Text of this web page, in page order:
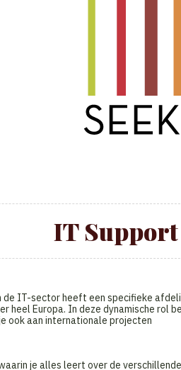
IT
de IT-sector heeft een specifieke
heel Europa. In deze dynamische rol
ook aan internationale projecten
je alles leert over de